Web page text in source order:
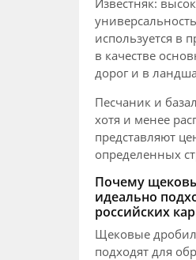
используется в
в качестве
дорог и в
Песчаник и
хотя и менее
представляют
определенных
Почему
идеально
российских
Щековые
подходят для